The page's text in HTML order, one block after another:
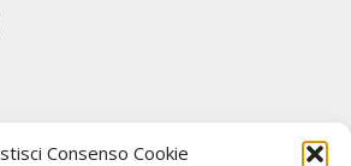
Consenso Cookie